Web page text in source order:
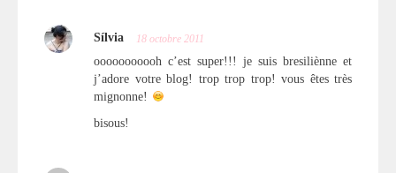
Sílvia 18 octobre 2011
ooooooooooh c’est super!!! je suis bresiliènne et
j’adore votre blog! trop trop trop! vous êtes très
mignonne!
bisous!